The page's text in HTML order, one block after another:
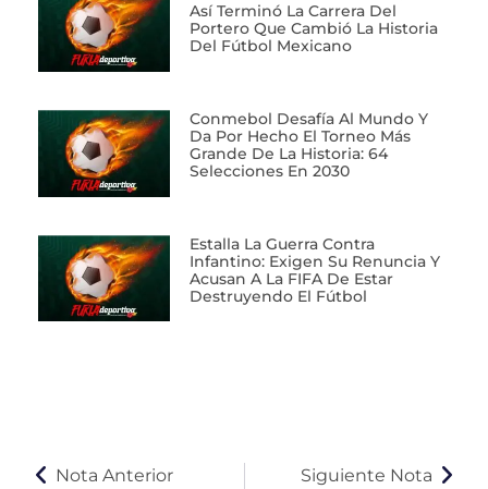
Así Terminó La Carrera Del
Portero Que Cambió La Historia
Del Fútbol Mexicano
Conmebol Desafía Al Mundo Y
Da Por Hecho El Torneo Más
Grande De La Historia: 64
Selecciones En 2030
Estalla La Guerra Contra
Infantino: Exigen Su Renuncia Y
Acusan A La FIFA De Estar
Destruyendo El Fútbol
Nota Anterior Siguiente Nota